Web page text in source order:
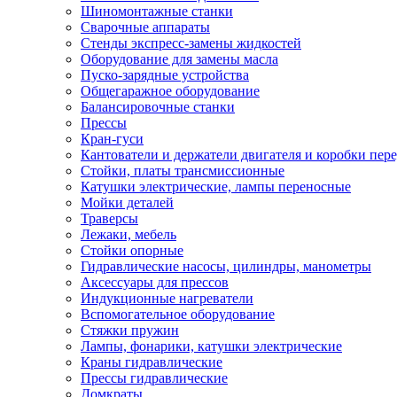
Шиномонтажные станки
Сварочные аппараты
Стенды экспресс-замены жидкостей
Оборудование для замены масла
Пуско-зарядные устройства
Общегаражное оборудование
Балансировочные станки
Прессы
Кран-гуси
Кантователи и держатели двигателя и коробки
Стойки, платы трансмиссионные
Катушки электрические, лампы переносные
Мойки деталей
Траверсы
Лежаки, мебель
Стойки опорные
Гидравлические насосы, цилиндры, манометры
Аксессуары для прессов
Индукционные нагреватели
Вспомогательное оборудование
Стяжки пружин
Лампы, фонарики, катушки электрические
Краны гидравлические
Прессы гидравлические
Домкраты